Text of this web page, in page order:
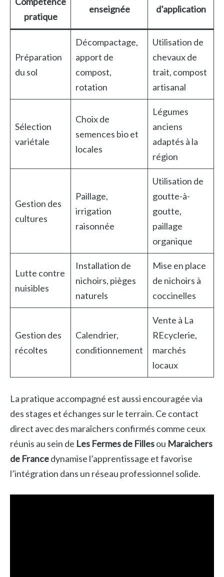
pratique
enseignée
d’application
Préparation
du sol
Décompactage,
apport de
compost,
rotation
Utilisation de
chevaux de
trait, compost
artisanal
Sélection
variétale
Choix de
semences bio et
locales
Légumes
anciens
adaptés à la
région
Gestion des
cultures
Paillage,
irrigation
raisonnée
Utilisation de
goutte-à-
goutte,
paillage
organique
Lutte contre
nuisibles
Installation de
nichoirs, pièges
naturels
Mise en place
de nichoirs à
coccinelles
Gestion des
récoltes
Calendrier,
conditionnement
Vente à La
REcyclerie,
marchés
locaux
La pratique accompagné est aussi encouragée via
des stages et échanges sur le terrain. Ce contact
direct avec des maraîchers confirmés comme ceux
réunis au sein de Les Fermes de Fillesou Maraichers
de Francedynamise l’apprentissage et favorise
l’intégration dans un réseau professionnel solide.